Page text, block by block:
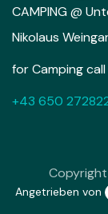
CAMPING @
Nikolaus
for Camping call
+43 650
Angetrieben von